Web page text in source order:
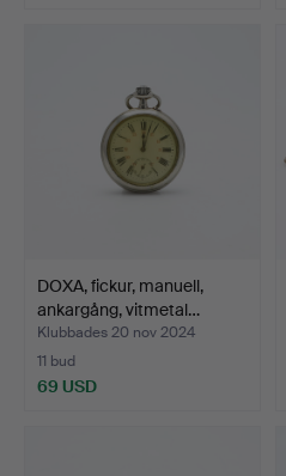
DOXA, fickur, manuell,
ankargång, vitmetal…
Klubbades 20 nov 2024
11 bud
69 USD